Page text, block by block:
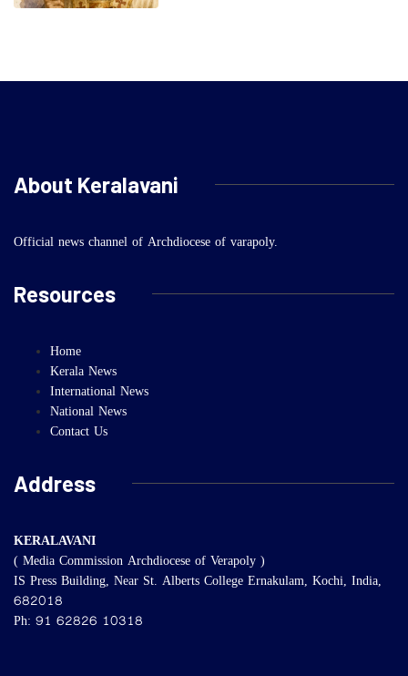
About Keralavani
Official news channel of Archdiocese of varapoly.
Resources
Home
Kerala News
International News
National News
Contact Us
Address
KERALAVANI
( Media Commission Archdiocese of Verapoly )
IS Press Building, Near St. Alberts College Ernakulam, Kochi, India,
682018
Ph: 91 62826 10318